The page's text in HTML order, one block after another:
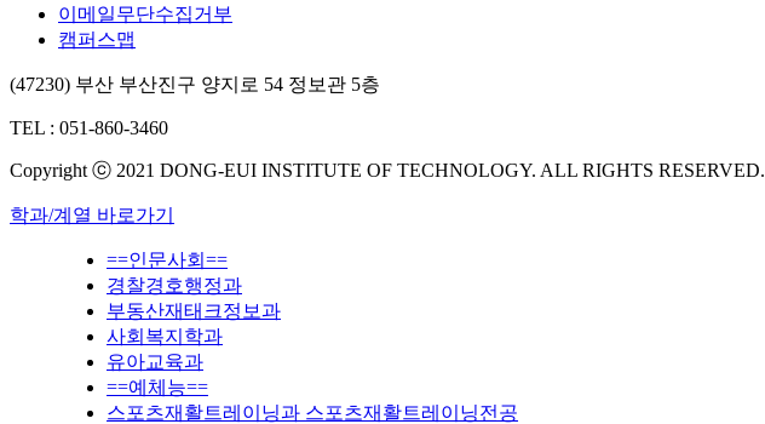
이메일무단수집거부
캠퍼스맵
(47230) 부산 부산진구 양지로 54 정보관 5층
TEL : 051-860-3460
Copyright ⓒ 2021 DONG-EUI INSTITUTE OF TECHNOLOGY. ALL RIGHTS RESERVED.
학과/계열 바로가기
==인문사회==
경찰경호행정과
부동산재태크정보과
사회복지학과
유아교육과
==예체능==
스포츠재활트레이닝과 스포츠재활트레이닝전공